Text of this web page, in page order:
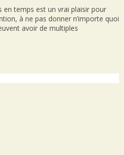
temps est un vrai plaisir pour
à ne pas donner n’importe quoi
avoir de multiples